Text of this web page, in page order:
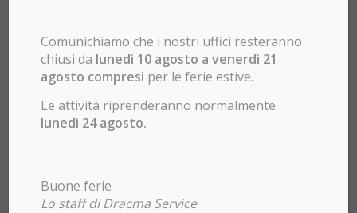
Accetto Termini e condizioni qui sotto riportati
di questo sito e conferisco il consenso al
1 + 3 = ?
Comunichiamo che i nostri uffici resteranno
chiusi da lunedì 10 agosto a venerdì 21
agosto compresi per le ferie estive.
Le attività riprenderanno normalmente
lunedì 24 agosto.
Buone ferie
Lo staff di Dracma Service